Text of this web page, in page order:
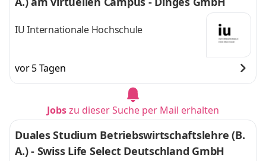
IU Internationale Hochschule
vor 5 Tagen
Jobszu dieser Suche per Mail erhalten
Duales Studium Betriebswirtschaftslehre (B.
A.) - Swiss Life Select Deutschland GmbH